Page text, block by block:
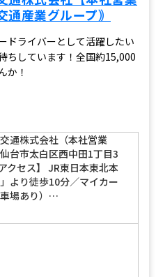
通産業グループ｠
ドライバーとして活躍したい
ちしています！全国約15,000
か！
交通株式会社（本社営業
台市太白区西中田1丁目3
クセス】 JR東日本東北本
より徒歩10分／マイカー
場あり）…